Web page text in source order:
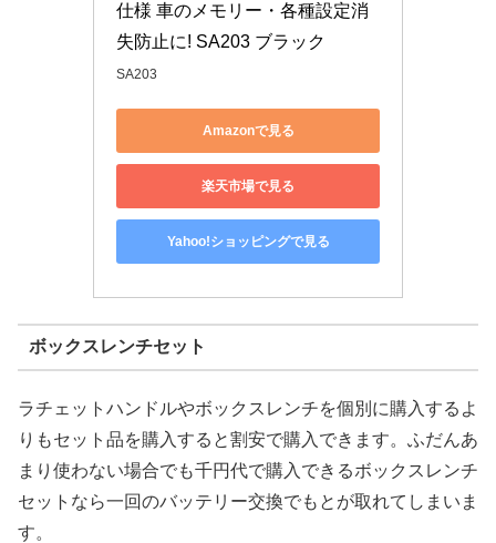
仕様 車のメモリー・各種設定消
失防止に! SA203 ブラック
SA203
Amazonで見る
楽天市場で見る
Yahoo!ショッピングで見る
ボックスレンチセット
ラチェットハンドルやボックスレンチを個別に購入するよ
りもセット品を購入すると割安で購入できます。ふだんあ
まり使わない場合でも千円代で購入できるボックスレンチ
セットなら一回のバッテリー交換でもとが取れてしまいま
す。